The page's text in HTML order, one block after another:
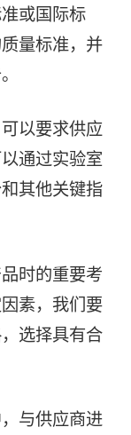
或国际标
量标准，并
以要求供应
通过实验室
其他关键指
时的重要考
素，我们要
选择具有合
与供应商进